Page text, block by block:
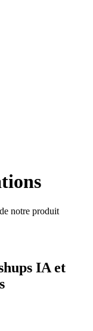
notre produit
IA et